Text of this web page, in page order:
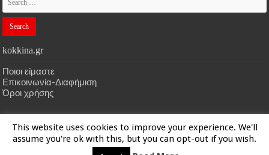
kokkina.gr
Ποιοι είμαστε
Επικοινωνία-Διαφήμιση
Όροι χρήσης
HOMEkokkina.gr | Designed bykokkina.gr
This website uses cookies to improve your experience. We'll
assume you're ok with this, but you can opt-out if you wish.